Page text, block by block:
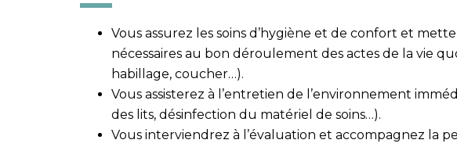
Vous assurez les soins d’hygiène et de confort et
nécessaires au bon déroulement des actes de la vie
habillage, coucher…).
Vous assisterez à l’entretien de l’environnement
des lits, désinfection du matériel de soins…).
Vous interviendrez à l’évaluation et accompagnez la